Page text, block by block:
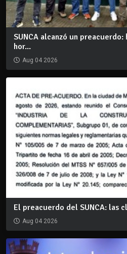
SUNCA alcanzó un
hor...
Aug 04 2026
El preacuerdo del SUNCA: las
Aug 04 2026